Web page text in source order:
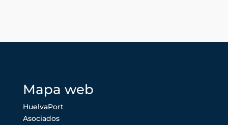
Mapa web
HuelvaPort
Asociados